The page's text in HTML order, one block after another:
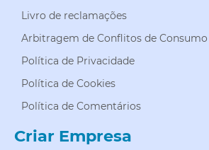
Livro de reclamações
Arbitragem de Conflitos de Consumo
Política de Privacidade
Política de Cookies
Política de Comentários
Criar Empresa